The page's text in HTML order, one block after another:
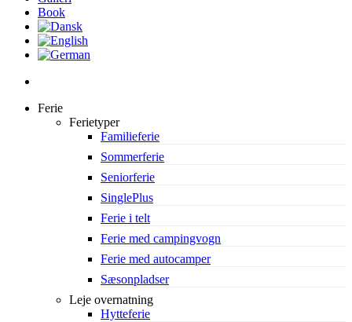
Book
Ferie
Ferietyper
Familieferie
Sommerferie
Seniorferie
SinglePlus
Ferie i telt
Ferie med campingvogn
Ferie med autocamper
Sæsonpladser
Leje overnatning
Hytteferie